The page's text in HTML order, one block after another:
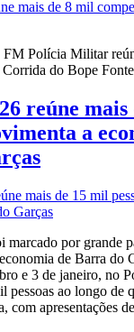
FM Polícia Militar
Corrida do Bope
reúne mais
a
por grande
de Barra do
e 3 de janeiro, no
pessoas ao longo de
com apresentações